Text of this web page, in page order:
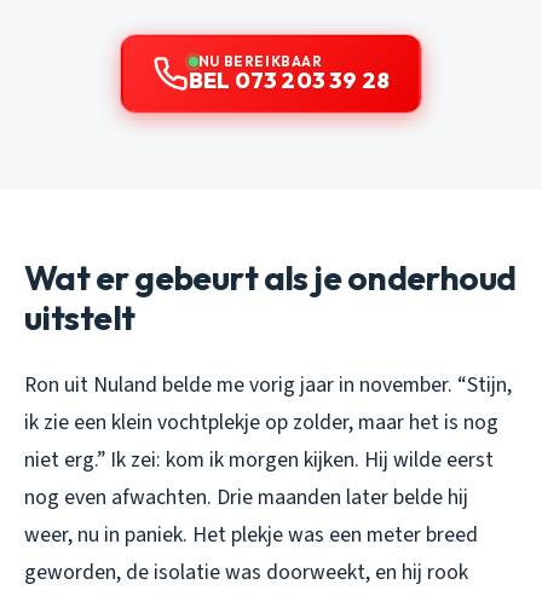
NU BEREIKBAAR
BEL 073 203 39 28
Wat er gebeurt als je onderhoud
uitstelt
Ron uit Nuland belde me vorig jaar in november. “Stijn,
ik zie een klein vochtplekje op zolder, maar het is nog
niet erg.” Ik zei: kom ik morgen kijken. Hij wilde eerst
nog even afwachten. Drie maanden later belde hij
weer, nu in paniek. Het plekje was een meter breed
geworden, de isolatie was doorweekt, en hij rook